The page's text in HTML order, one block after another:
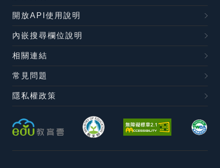
開放API使用說明
內嵌搜尋欄位說明
相關連結
常見問題
隱私權政策